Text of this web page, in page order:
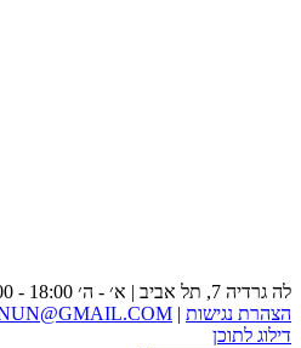
לה גרדיה 7, תל אביב | א׳ - ה׳ 18:00 - 9:00 |
הצהרת נגישות |
דילוג לתוכן